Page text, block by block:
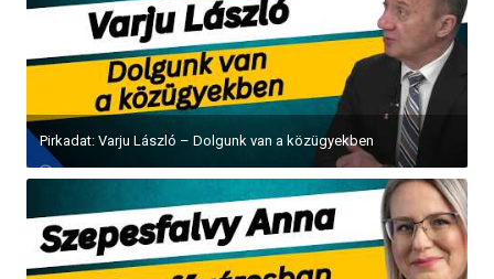
Pirkadat: Varju László – Dolgunk van a közügyekben